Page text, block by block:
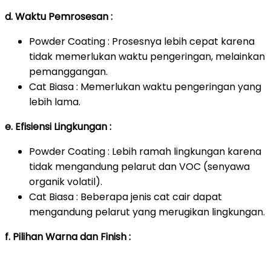
d. Waktu Pemrosesan :
Powder Coating : Prosesnya lebih cepat karena
tidak memerlukan waktu pengeringan, melainkan
pemanggangan.
Cat Biasa : Memerlukan waktu pengeringan yang
lebih lama.
e. Efisiensi Lingkungan :
Powder Coating : Lebih ramah lingkungan karena
tidak mengandung pelarut dan VOC (senyawa
organik volatil).
Cat Biasa : Beberapa jenis cat cair dapat
mengandung pelarut yang merugikan lingkungan.
f. Pilihan Warna dan Finish :